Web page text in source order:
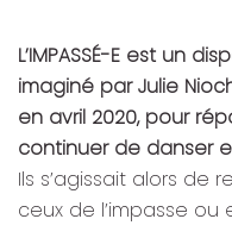
L’IMPASSÉ-E est un
imaginé par Julie
en avril 2020, pour
continuer de danser
Ils s’agissait alors de
ceux de l’impasse ou